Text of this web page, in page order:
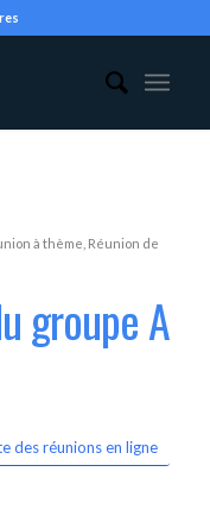
à thème Réunion de
groupe A
des réunions en ligne